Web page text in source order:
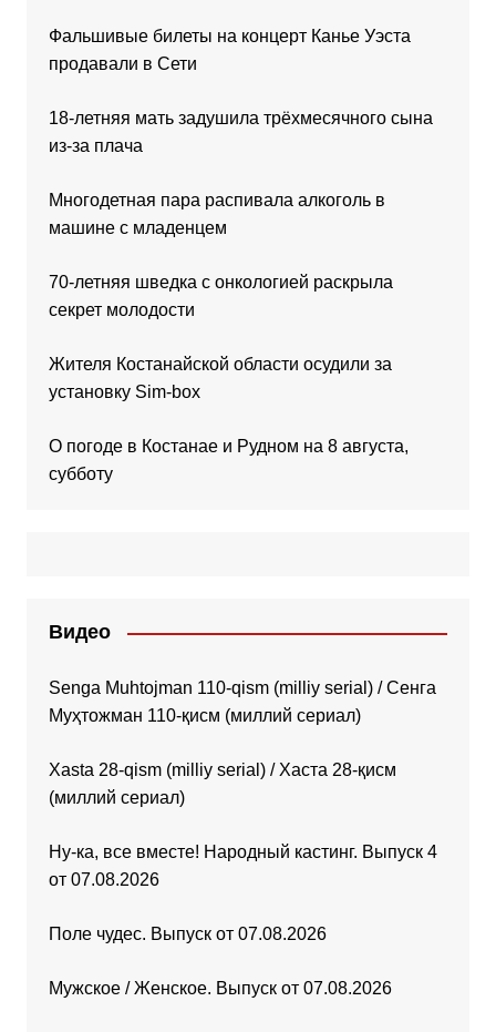
Фальшивые билеты на концерт Канье Уэста
продавали в Сети
18-летняя мать задушила трёхмесячного сына
из-за плача
Многодетная пара распивала алкоголь в
машине с младенцем
70-летняя шведка с онкологией раскрыла
секрет молодости
Жителя Костанайской области осудили за
установку Sim-box
О погоде в Костанае и Рудном на 8 августа,
субботу
Видео
Senga Muhtojman 110-qism (milliy serial) / Сенга
Муҳтожман 110-қисм (миллий сериал)
Xasta 28-qism (milliy serial) / Хаста 28-қисм
(миллий сериал)
Ну-ка, все вместе! Народный кастинг. Выпуск 4
от 07.08.2026
Поле чудес. Выпуск от 07.08.2026
Мужское / Женское. Выпуск от 07.08.2026